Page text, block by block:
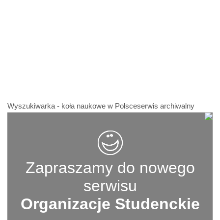
Wyszukiwarka - koła naukowe w Polsceserwis archiwalny
Zapraszamy do nowego
serwisu
Organizacje Studenckie